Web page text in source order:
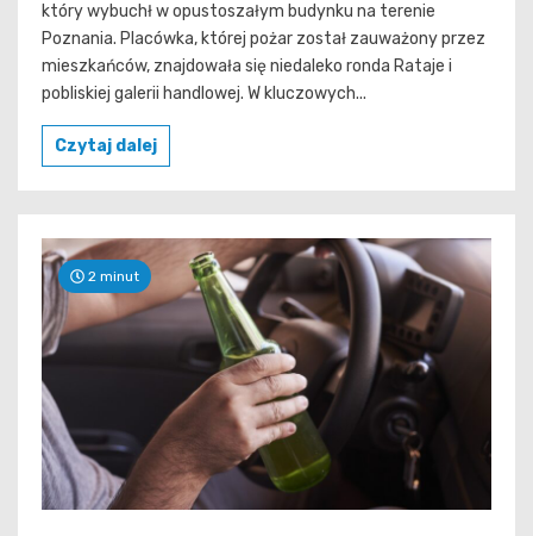
który wybuchł w opustoszałym budynku na terenie
Poznania. Placówka, której pożar został zauważony przez
mieszkańców, znajdowała się niedaleko ronda Rataje i
pobliskiej galerii handlowej. W kluczowych...
Czytaj dalej
2 minut